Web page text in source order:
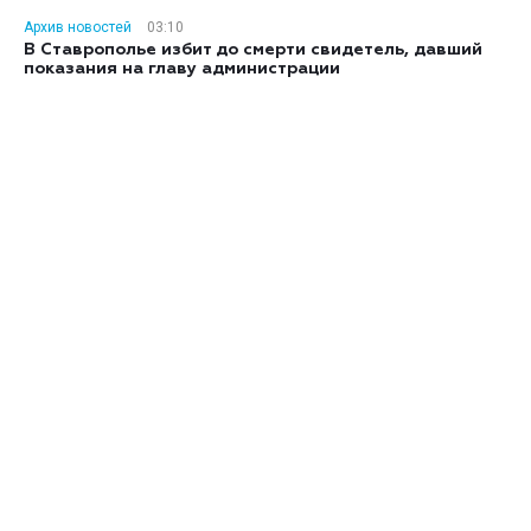
Архив новостей
03:10
В Ставрополье избит до смерти свидетель, давший
показания на главу администрации